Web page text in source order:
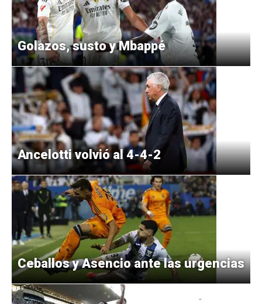
Golazos, susto y Mbappé
Ancelotti volvió al 4-4-2
Ceballos y Asencio ante las urgencias